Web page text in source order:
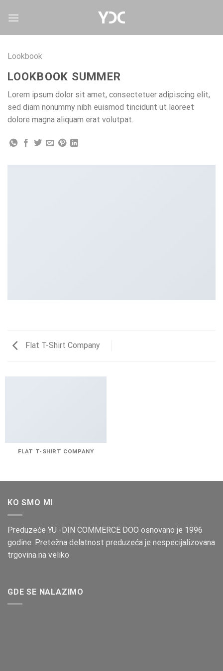
Lookbook
LOOKBOOK SUMMER
Lorem ipsum dolor sit amet, consectetuer adipiscing elit,
sed diam nonummy nibh euismod tincidunt ut laoreet
dolore magna aliquam erat volutpat.
Flat T-Shirt Company
FLAT T-SHIRT COMPANY
KO SMO MI
Preduzeće YU -DIN COMMERCE DOO osnovano je 1996
godine. Pretežna delatnost preduzeća je nespecijalizovana
trgovina na veliko
GDE SE NALAZIMO